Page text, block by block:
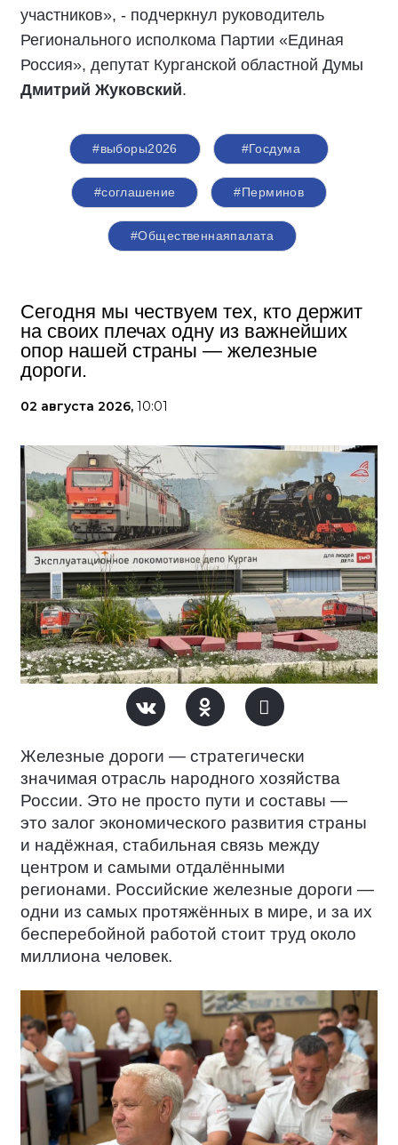
участников», - подчеркнул руководитель
Регионального исполкома Партии «Единая
Россия», депутат Курганской областной Думы
Дмитрий Жуковский.
#выборы2026 #Госдума
#соглашение #Перминов
#Общественнаяпалата
Сегодня мы чествуем тех, кто держит
на своих плечах одну из важнейших
опор нашей страны — железные
дороги.
02 августа 2026, 10:01
Железные дороги — стратегически
значимая отрасль народного хозяйства
России. Это не просто пути и составы —
это залог экономического развития страны
и надёжная, стабильная связь между
центром и самыми отдалёнными
регионами. Российские железные дороги —
одни из самых протяжённых в мире, и за их
бесперебойной работой стоит труд около
миллиона человек.